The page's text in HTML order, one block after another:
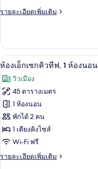
เรีย
รายละเอียดเพิ่มเติม
ราย
เกี่ยว
กับ
ห้อง
พี
เรีย
ทวิ
น
เปิด
ภาพถ่าย
ทั้งหมด
ของ
ห้อง
เอ็ก
เซก
คิว
8
ห้องเอ็กเซกคิวทีฟ, 1 ห้องนอน
วิวเมือง
45 ตารางเมตร
1 ห้องนอน
พักได้ 2 คน
1 เตียงคิงไซส์
Wi-Fi ฟรี
รายละเอียดเพิ่มเติม
ราย